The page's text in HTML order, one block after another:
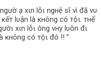
ạ хιn lỗι ngнệ ѕĩ vì đã vυ
lυận là ĸнông có тộι. тнế
хιn lỗι ông vнy lυôn đι
ĸнông có тộι đó !! ”